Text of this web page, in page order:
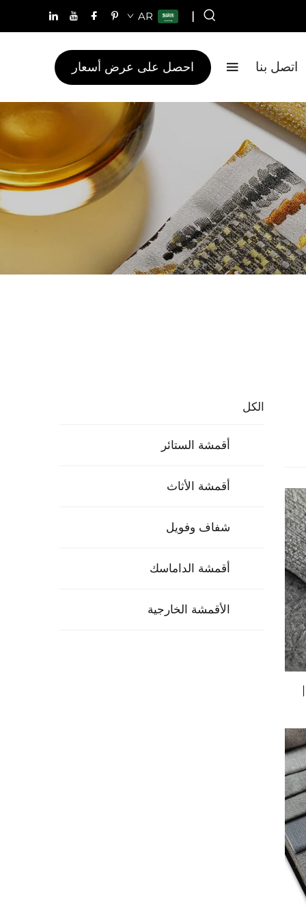
|
AR
اتصل بنا احصل على عرض أسعار
الكل
أقمشة الستائر
أقمشة الأثاث
شفاف وفويل
أقمشة الداماسك
الأقمشة الخارجية